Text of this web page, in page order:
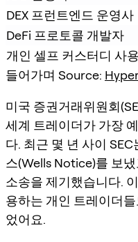
DEX 프런트엔드 운영사
DeFi 프로토콜 개발자
개인 셀프 커스터디 사
들어가며 Source:
미국 증권거래위원회
세계 트레이더가 가장
다. 최근 몇 년 사이
스(Wells Notice)를 보
소송을 제기했습니다.
용하는 개인 트레이더
었어요.